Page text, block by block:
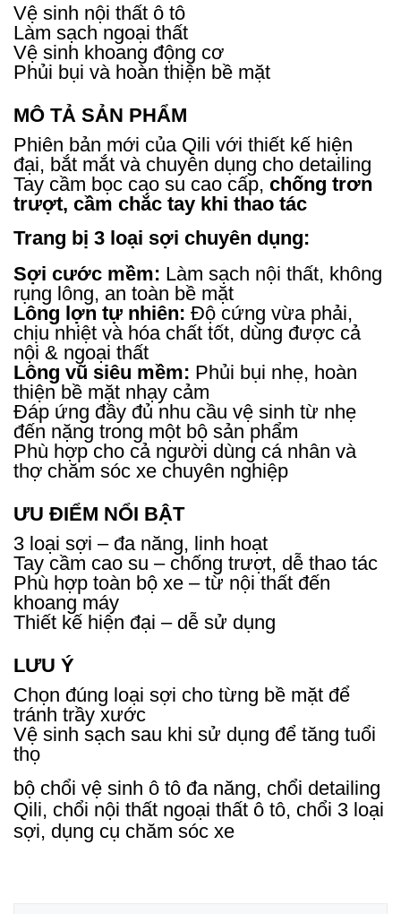
Vệ sinh nội thất ô tô
Làm sạch ngoại thất
Vệ sinh khoang động cơ
Phủi bụi và hoàn thiện bề mặt
MÔ TẢ SẢN PHẨM
Phiên bản mới của Qili với thiết kế hiện
đại, bắt mắt và chuyên dụng cho detailing
Tay cầm bọc cao su cao cấp, chống trơn
trượt, cầm chắc tay khi thao tác
Trang bị 3 loại sợi chuyên dụng:
Sợi cước mềm: Làm sạch nội thất, không
rụng lông, an toàn bề mặt
Lông lợn tự nhiên: Độ cứng vừa phải,
chịu nhiệt và hóa chất tốt, dùng được cả
nội & ngoại thất
Lông vũ siêu mềm: Phủi bụi nhẹ, hoàn
thiện bề mặt nhạy cảm
Đáp ứng đầy đủ nhu cầu vệ sinh từ nhẹ
đến nặng trong một bộ sản phẩm
Phù hợp cho cả người dùng cá nhân và
thợ chăm sóc xe chuyên nghiệp
ƯU ĐIỂM NỔI BẬT
3 loại sợi – đa năng, linh hoạt
Tay cầm cao su – chống trượt, dễ thao tác
Phù hợp toàn bộ xe – từ nội thất đến
khoang máy
Thiết kế hiện đại – dễ sử dụng
LƯU Ý
Chọn đúng loại sợi cho từng bề mặt để
tránh trầy xước
Vệ sinh sạch sau khi sử dụng để tăng tuổi
thọ
bộ chổi vệ sinh ô tô đa năng, chổi detailing
Qili, chổi nội thất ngoại thất ô tô, chổi 3 loại
sợi, dụng cụ chăm sóc xe